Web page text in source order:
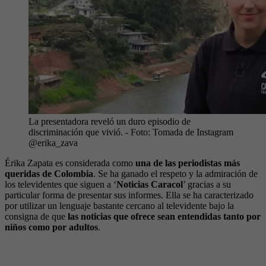
La presentadora reveló un duro episodio de
discriminación que vivió. - Foto: Tomada de Instagram
@erika_zava
Érika Zapata es considerada como una de las periodistas más
queridas de Colombia. Se ha ganado el respeto y la admiración de
los televidentes que siguen a ‘Noticias Caracol’ gracias a su
particular forma de presentar sus informes. Ella se ha caracterizado
por utilizar un lenguaje bastante cercano al televidente bajo la
consigna de que las noticias que ofrece sean entendidas tanto por
niños como por adultos.